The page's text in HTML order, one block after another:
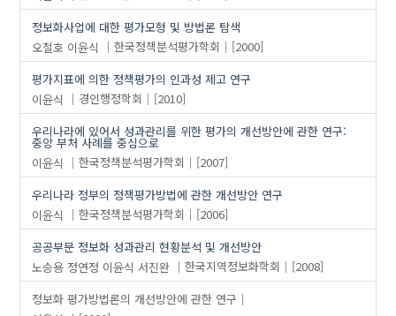
정보화사업에 대한 평가모형 및 방법론 탐색
오철호 이윤식 한국정책분석평가학회
[2000]
평가지표에 의한 정책평가의 인과성 제고 연구
이윤식
경인행정학회
[2010]
우리나라에 있어서 성과관리를 위한 평가의 개선방안에 관한 연구:
중앙 부처 사례를 중심으로
이윤식
한국정책분석평가학회
[2007]
우리나라 정부의 정책평가방법에 관한 개선방안 연구
이윤식
한국정책분석평가학회
[2006]
공공부문 정보화 성과관리 현황분석 및 개선방안
노승용 정연정 이윤식 서진완 한국지역정보화학회
[2008]
정보화 평가방법론의 개선방안에 관한 연구